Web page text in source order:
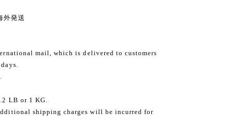
発送
mail, which is delivered to customers
LB or 1 KG.
shipping charges will be incurred for